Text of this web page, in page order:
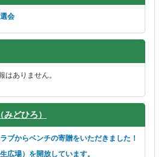
会
はありません。
どひろ）
ブからベンチの寄贈をいただきました！
広場）を開放しています。